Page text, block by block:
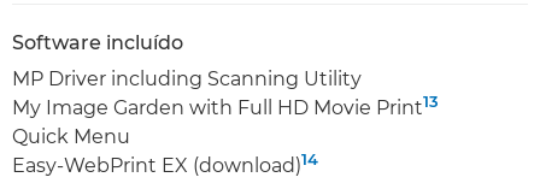
Software incluído
MP Driver including Scanning Utility
My Image Garden with Full HD Movie Print13
Quick Menu
Easy-WebPrint EX (download)14